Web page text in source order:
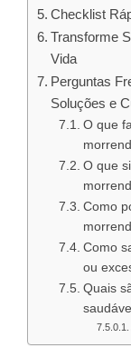
Checklist
Transforme
Vida
Perguntas
Soluções e
O que
O que
Como
Como
ou
Quais